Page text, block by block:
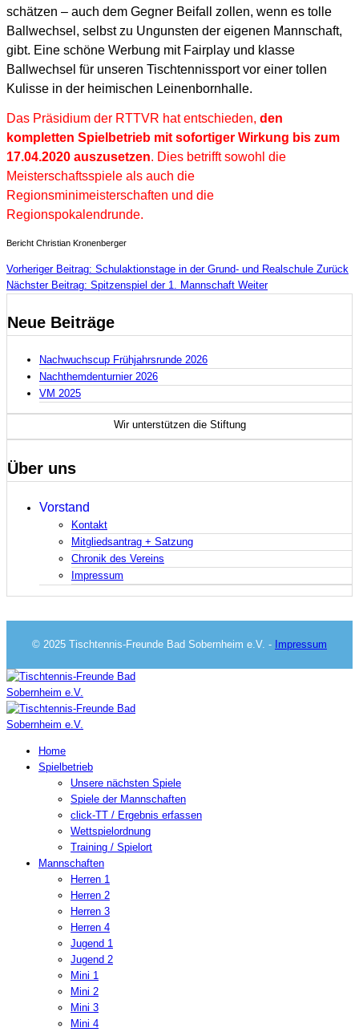
schätzen – auch dem Gegner Beifall zollen, wenn es tolle
Ballwechsel, selbst zu Ungunsten der eigenen Mannschaft,
gibt. Eine schöne Werbung mit Fairplay und klasse
Ballwechsel für unseren Tischtennissport vor einer tollen
Kulisse in der heimischen Leinenbornhalle.
Das Präsidium der RTTVR hat entschieden, den
kompletten Spielbetrieb mit sofortiger Wirkung bis zum
17.04.2020 auszusetzen. Dies betrifft sowohl die
Meisterschaftsspiele als auch die
Regionsminimeisterschaften und die
Regionspokalendrunde.
Bericht Christian Kronenberger
Vorheriger Beitrag: Schulaktionstage in der Grund- und Realschule Zurück
Nächster Beitrag: Spitzenspiel der 1. Mannschaft Weiter
Neue Beiträge
Nachwuchscup Frühjahrsrunde 2026
Nachthemdenturnier 2026
VM 2025
Wir unterstützen die Stiftung
Über uns
Vorstand
Kontakt
Mitgliedsantrag + Satzung
Chronik des Vereins
Impressum
© 2025 Tischtennis-Freunde Bad Sobernheim e.V. - Impressum
Home
Spielbetrieb
Unsere nächsten Spiele
Spiele der Mannschaften
click-TT / Ergebnis erfassen
Wettspielordnung
Training / Spielort
Mannschaften
Herren 1
Herren 2
Herren 3
Herren 4
Jugend 1
Jugend 2
Mini 1
Mini 2
Mini 3
Mini 4